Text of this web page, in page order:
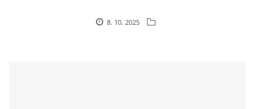
8. 10. 2025